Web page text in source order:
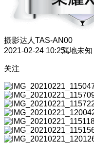
摄影达人 TAS-AN00
2021-02-24 10:25属地未知
关注